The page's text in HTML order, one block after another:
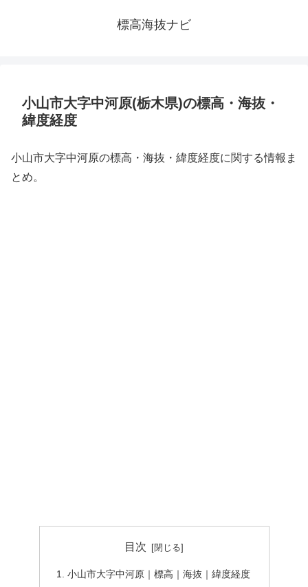
標高海抜ナビ
小山市大字中河原(栃木県)の標高・海抜・
緯度経度
小山市大字中河原の標高・海抜・緯度経度に関する情報ま
とめ。
目次
小山市大字中河原｜標高｜海抜｜緯度経度